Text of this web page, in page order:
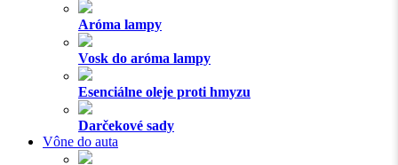
Aróma lampy
Vosk do aróma lampy
Esenciálne oleje proti hmyzu
Darčekové sady
Vône do auta